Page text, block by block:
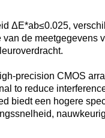
ΔE*ab≤0.025,
van de meetgegevens
precision CMOS
to reduce
biedt een hogere